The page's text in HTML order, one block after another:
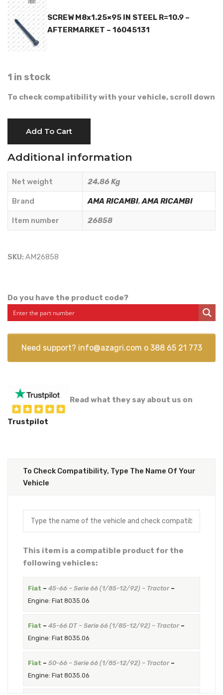
SCREW M8x1.25×95 IN STEEL R=10.9 –
AFTERMARKET – 16045131
1 in stock
To check compatibility with your vehicle, scroll down
PRESSURE
PLATE
AMA
RICAMBI
Add To Cart
Additional information
Net weight 24.86 Kg
Brand AMA RICAMBI,AMA RICAMBI
Item number 26858
SKU: AM26858
Do you have the product code?
Need support? info@azagri.com o 388 65 21 773
Read what they say about us on
Trustpilot
To Check Compatibility, Type The Name Of Your
Vehicle
This item is a compatible product for the
following vehicles:
Fiat – 45-66 – Serie 66 (1/85-12/92) – Tractor–
Engine: Fiat 8035.06
Fiat – 45-66 DT – Serie 66 (1/85-12/92) – Tractor–
Engine: Fiat 8035.06
Fiat – 50-66 – Serie 66 (1/85-12/92) – Tractor–
Engine: Fiat 8035.06